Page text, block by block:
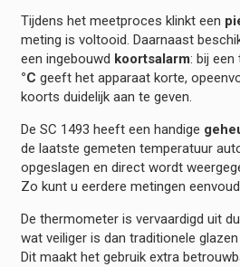
Tijdens het meetproces klinkt een
meting is voltooid. Daarnaast
een ingebouwd koortsalarm: bij een
°C geeft het apparaat korte,
koorts duidelijk aan te geven.
De SC 1493 heeft een handige
de laatste gemeten temperatuur
opgeslagen en direct wordt
Zo kunt u eerdere metingen
De thermometer is vervaardigd uit
wat veiliger is dan traditionele
Dit maakt het gebruik extra